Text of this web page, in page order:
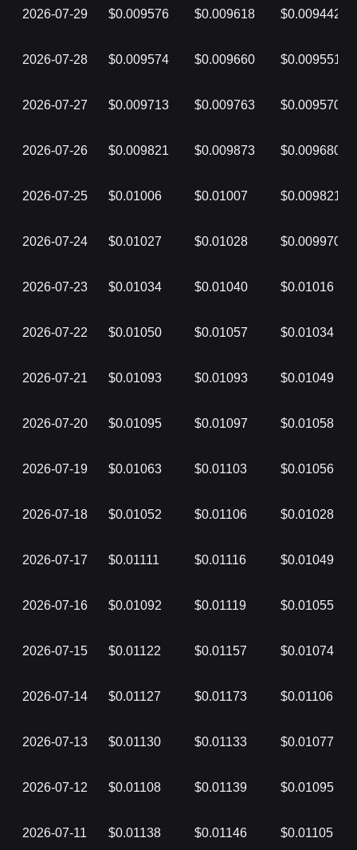
2026-07-29 $0.009576 $0.009618 $0.009442
2026-07-28 $0.009574 $0.009660 $0.009551
2026-07-27 $0.009713 $0.009763 $0.009570
2026-07-26 $0.009821 $0.009873 $0.009680
2026-07-25 $0.01006 $0.01007 $0.009821
2026-07-24 $0.01027 $0.01028 $0.009970
2026-07-23 $0.01034 $0.01040 $0.01016
2026-07-22 $0.01050 $0.01057 $0.01034
2026-07-21 $0.01093 $0.01093 $0.01049
2026-07-20 $0.01095 $0.01097 $0.01058
2026-07-19 $0.01063 $0.01103 $0.01056
2026-07-18 $0.01052 $0.01106 $0.01028
2026-07-17 $0.01111 $0.01116 $0.01049
2026-07-16 $0.01092 $0.01119 $0.01055
2026-07-15 $0.01122 $0.01157 $0.01074
2026-07-14 $0.01127 $0.01173 $0.01106
2026-07-13 $0.01130 $0.01133 $0.01077
2026-07-12 $0.01108 $0.01139 $0.01095
2026-07-11 $0.01138 $0.01146 $0.01105